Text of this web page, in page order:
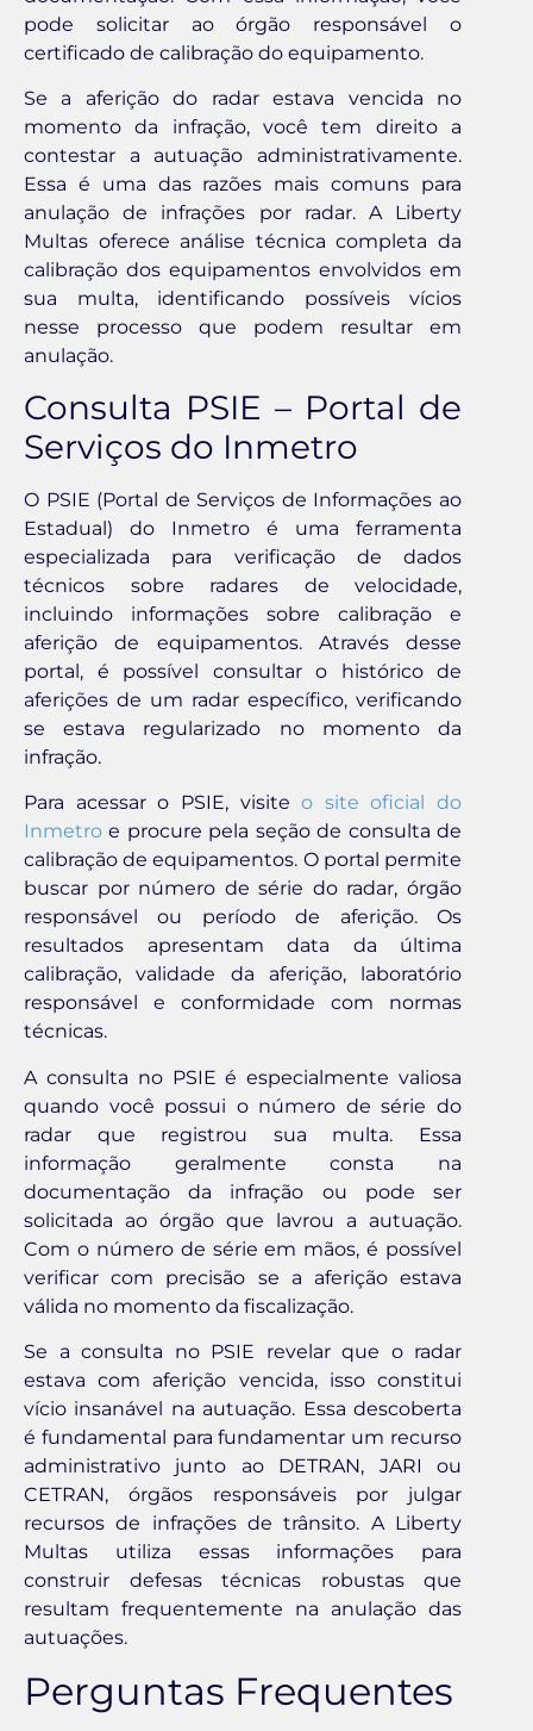
pode solicitar ao órgão responsável o
certificado de calibração do equipamento.
Se a aferição do radar estava vencida no
momento da infração, você tem direito a
contestar a autuação administrativamente.
Essa é uma das razões mais comuns para
anulação de infrações por radar. A Liberty
Multas oferece análise técnica completa da
calibração dos equipamentos envolvidos em
sua multa, identificando possíveis vícios
nesse processo que podem resultar em
anulação.
Consulta PSIE – Portal de
Serviços do Inmetro
O PSIE (Portal de Serviços de Informações ao
Estadual) do Inmetro é uma ferramenta
especializada para verificação de dados
técnicos sobre radares de velocidade,
incluindo informações sobre calibração e
aferição de equipamentos. Através desse
portal, é possível consultar o histórico de
aferições de um radar específico, verificando
se estava regularizado no momento da
infração.
Para acessar o PSIE, visiteo site oficial do
Inmetro e procure pela seção de consulta de
calibração de equipamentos. O portal permite
buscar por número de série do radar, órgão
responsável ou período de aferição. Os
resultados apresentam data da última
calibração, validade da aferição, laboratório
responsável e conformidade com normas
técnicas.
A consulta no PSIE é especialmente valiosa
quando você possui o número de série do
radar que registrou sua multa. Essa
informação geralmente consta na
documentação da infração ou pode ser
solicitada ao órgão que lavrou a autuação.
Com o número de série em mãos, é possível
verificar com precisão se a aferição estava
válida no momento da fiscalização.
Se a consulta no PSIE revelar que o radar
estava com aferição vencida, isso constitui
vício insanável na autuação. Essa descoberta
é fundamental para fundamentar um recurso
administrativo junto ao DETRAN, JARI ou
CETRAN, órgãos responsáveis por julgar
recursos de infrações de trânsito. A Liberty
Multas utiliza essas informações para
construir defesas técnicas robustas que
resultam frequentemente na anulação das
autuações.
Perguntas Frequentes